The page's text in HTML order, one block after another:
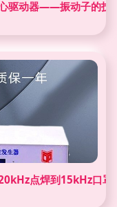
驱动器——振动子的技
点焊到15kHz口罩